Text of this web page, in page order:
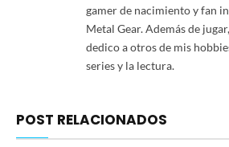
gamer de nacimiento y fan
Metal Gear. Además de
dedico a otros de mis
series y la lectura.
POST RELACIONADOS